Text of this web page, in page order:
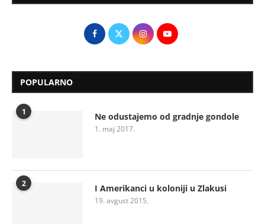
POPULARNO
1 Ne odustajemo od gradnje gondole
1. maj 2017.
2 I Amerikanci u koloniji u Zlakusi
19. avgust 2015.